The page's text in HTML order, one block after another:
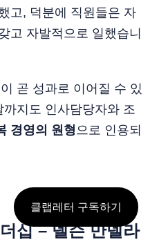
고, 덕분에 직원들은 자
고 자발적으로 일했습니
곧 성과로 이어질 수 있
까지도 인사담당자와 조
경영의 원형으로 인용되
십 – 넬슨 만델라
클랩레터 구독하기